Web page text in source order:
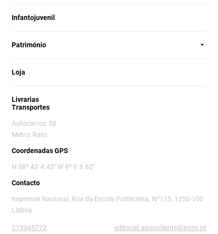
Infantojuvenil
Património
Loja
Livrarias
Transportes
Autocarros: 58
Metro: Rato
Coordenadas GPS
N 38º 43' 4.45" W 9º 9' 6.62"
Contacto
Imprensa Nacional, Rua da Escola Politécnica, Nº135, 1250-100
Lisboa
213945772 editorial.apoiocliente@incm.pt